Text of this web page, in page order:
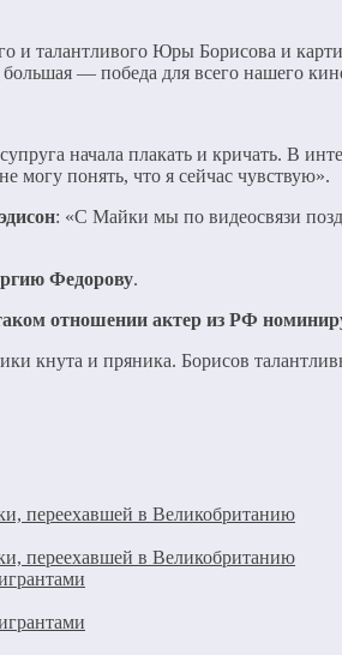
и талантливого Юры Борисова и
— победа для всего нашего
начала плакать и кричать. В
понять, что я сейчас чувствую».
: «С Майки мы по видеосвязи
Федорову.
отношении актер из РФ
и пряника. Борисов
переехавшей в Великобританию
переехавшей в Великобританию